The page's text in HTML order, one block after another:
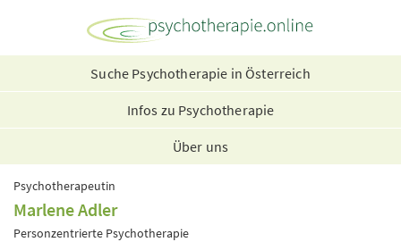
Suche Psychotherapie in Österreich
Infos zu Psychotherapie
Über uns
Psychotherapeutin
Marlene Adler
Personzentrierte Psychotherapie